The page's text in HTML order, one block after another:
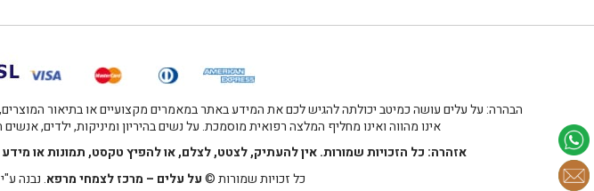
הבהרה: על עלים עושה כמיטב יכולתה להגיש לכם את המידע באתר במאמרים מקצועיים או בתיאור
אינו מהווה ואינו מחליף המלצה רפואית מוסמכת. על נשים בהיריון ומיניקות, ילדים,
אזהרה: כל הזכויות שמורות. אין להעתיק, לצטט, לצלם, או להפיץ טקסט, תמונות או
כל זכויות שמורות ©על עלים – מרכז לצמחי מרפא. נבנה ע"י